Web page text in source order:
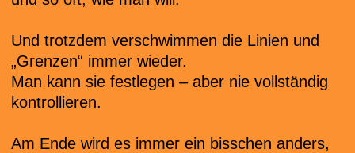
Und trotzdem verschwimmen die Linien und
„Grenzen“ immer wieder.
Man kann sie festlegen – aber nie vollständig
kontrollieren.
Am Ende wird es immer ein bisschen anders,